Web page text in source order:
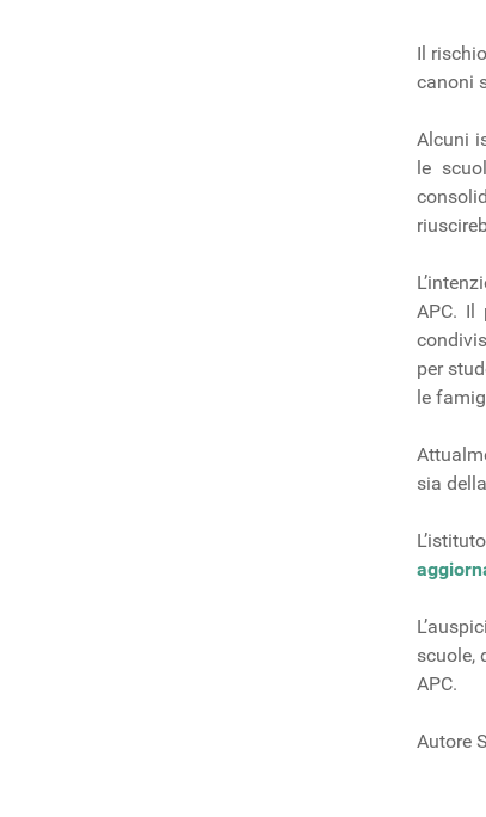
Il
canoni
Alcuni
le
APC. Il
per
le
sia
scuole,
APC.
Autore